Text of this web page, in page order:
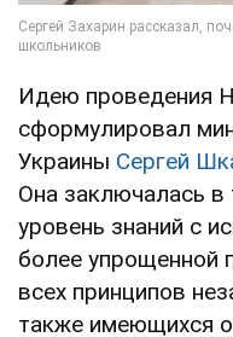
Идею проведения
сформулировал
Украины Сергей
Она заключалась
уровень знаний с
более упрощенной
всех принципов
также имеющихся